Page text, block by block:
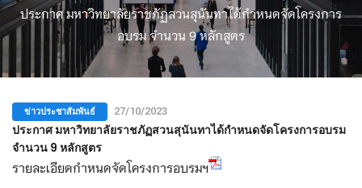
ประกาศ มหาวิทยาลัยราชภัฏสวนสุนันทาได้กำหนดจัดโครงการ
อบรม จำนวน 9 หลักสูตร
ข่าวประชาสัมพันธ์ 27/10/2023
ประกาศ มหาวิทยาลัยราชภัฏสวนสุนันทาได้กำหนดจัดโครงการอบรม
จำนวน 9 หลักสูตร
รายละเอียดกำหนดจัดโครงการอบรมฯ